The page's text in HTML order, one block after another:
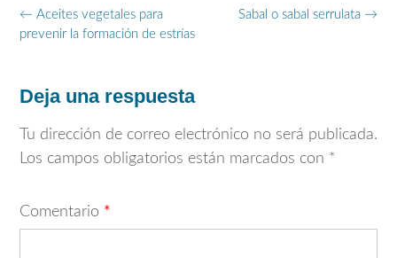
Navegación
de
Sabal o sabal serrulata →
← Aceites vegetales para
prevenir la formación de estrías
Deja una respuesta
Tu dirección de correo electrónico no será publicada.
Los campos obligatorios están marcados con *
Comentario *